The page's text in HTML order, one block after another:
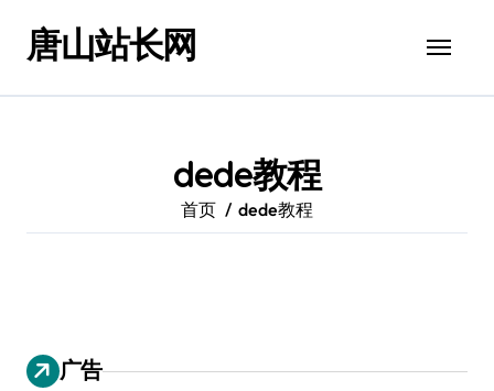
唐山站长网
dede教程
首页 dede教程
广告